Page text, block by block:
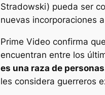
Stradowski) pueda ser
nuevas incorporaciones
Prime Video confirma
encuentran entre los
es una raza de
les considera guerreros